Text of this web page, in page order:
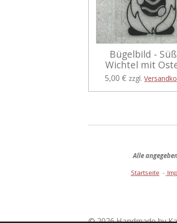
Bügelbild -
Wichtel mit
5,00 € zzgl.
Alle
Startseite -